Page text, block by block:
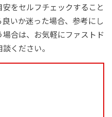
をセルフチェックすること
いか迷った場合、参考にし
合は、お気軽にファストド
ください。